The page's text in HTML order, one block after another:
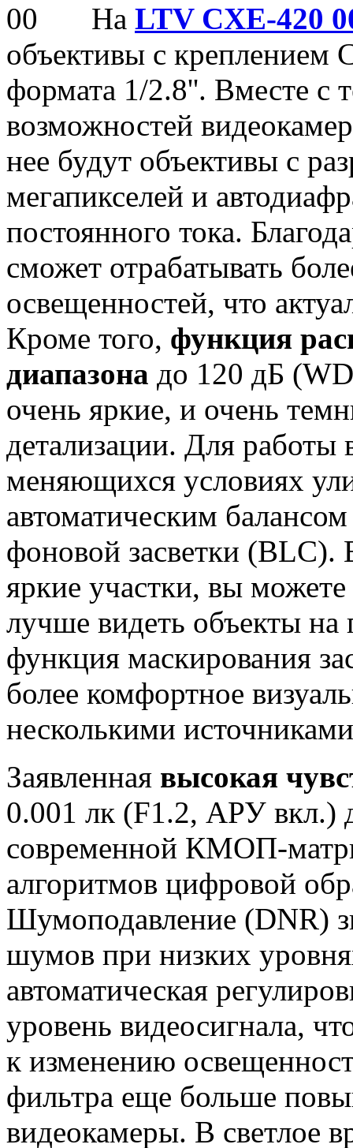
На LTV CXE-420
объективы с креплением
формата 1/2.8''. Вместе с
возможностей
нее будут объективы с
мегапикселей и
постоянного тока.
сможет отрабатывать
освещенностей, что
Кроме того, функция
диапазона до 120 дБ
очень яркие, и очень
детализации. Для
меняющихся условиях
автоматическим
фоновой засветки (BLC).
яркие участки, вы
лучше видеть объекты на
функция маскирования
более комфортное
несколькими
Заявленная высокая
0.001 лк (F1.2, АРУ вкл.)
современной КМОП-
алгоритмов цифровой
Шумоподавление (DNR)
шумов при низких
автоматическая
уровень видеосигнала,
к изменению
фильтра еще больше
видеокамеры. В светлое